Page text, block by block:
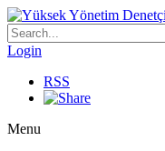
Login
RSS
Menu